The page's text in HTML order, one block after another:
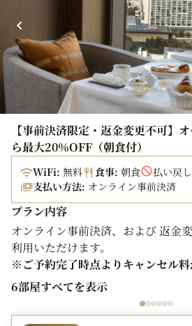
【事前決済限定・返金変更不可】
ら最大20％OFF（朝食付）
WiFi: 無料 食事: 朝食
払い戻
支払い方法: オンライン事前決済
プラン内容
オンライン事前決済、および 返金
利用いただけます。
※ご予約完了時点よりキャンセル料
選べるご朝食が付いたプランです。
（クラブラウンジのご利用は含まれ
6部屋すべてを表示